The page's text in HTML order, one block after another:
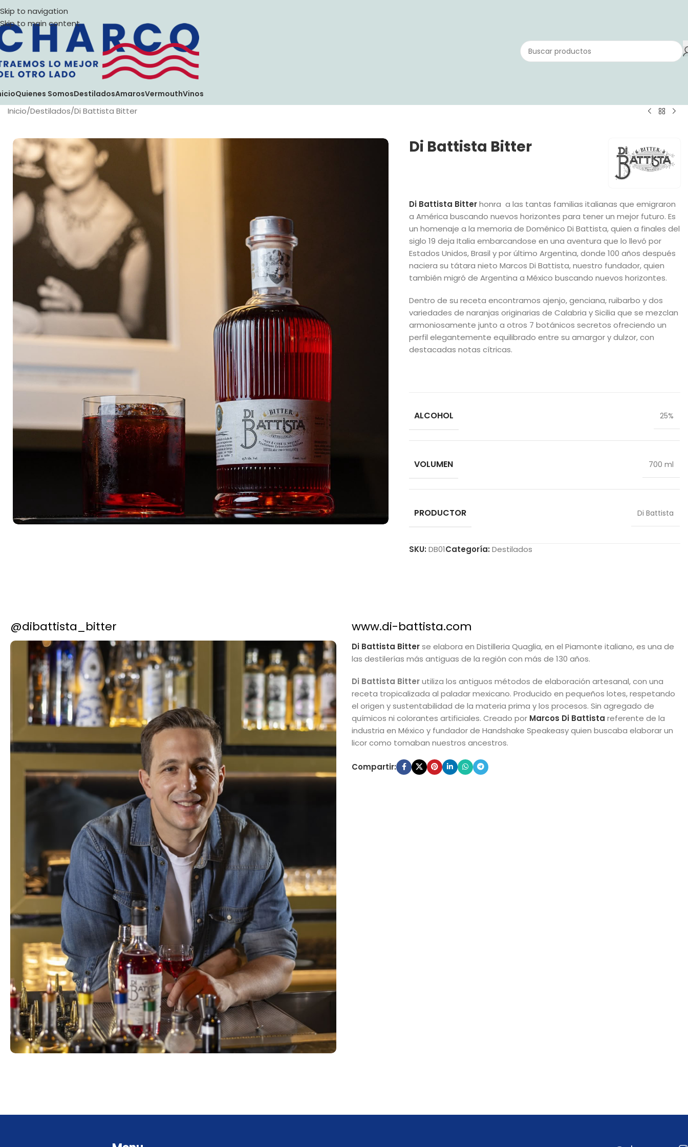
Skip to navigation
Skip to main content
Quienes SomosDestiladosAmarosVermouthVinos
Inicio Destilados Di Battista Bitter
Di Battista Bitter
Di Battista Bitterhonra a las tantas familias italianas que emigraron
a América buscando nuevos horizontes para tener un mejor futuro. Es
un homenaje a la memoria de Doménico Di Battista, quien a finales del
siglo 19 deja Italia embarcandose en una aventura que lo llevó por
Estados Unidos, Brasil y por último Argentina, donde 100 años después
naciera su tátara nieto Marcos Di Battista, nuestro fundador, quien
también migró de Argentina a México buscando nuevos horizontes.
Dentro de su receta encontramos ajenjo, genciana, ruibarbo y dos
variedades de naranjas originarias de Calabria y Sicilia que se mezclan
armoniosamente junto a otros 7 botánicos secretos ofreciendo un
perfil elegantemente equilibrado entre su amargor y dulzor, con
destacadas notas cítricas.
ALCOHOL 25%
VOLUMEN 700 ml
PRODUCTOR Di Battista
SKU: DB01Categoría: Destilados
@dibattista_bitter www.di-battista.com
Di Battista Bitterse elabora en Distilleria Quaglia, en el Piamonte italiano, es una de
las destilerías más antiguas de la región con más de 130 años.
Di Battista Bitterutiliza los antiguos métodos de elaboración artesanal, con una
receta tropicalizada al paladar mexicano. Producido en pequeños lotes, respetando
el origen y sustentabilidad de la materia prima y los procesos. Sin agregado de
químicos ni colorantes artificiales. Creado por Marcos Di Battista referente de la
industria en México y fundador de Handshake Speakeasy quien buscaba elaborar un
licor como tomaban nuestros ancestros.
Compartir: